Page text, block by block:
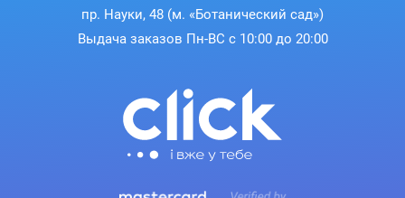
пр. Науки, 48 (м. «Ботанический сад»)
Выдача заказов Пн-ВС с 10:00 до 20:00